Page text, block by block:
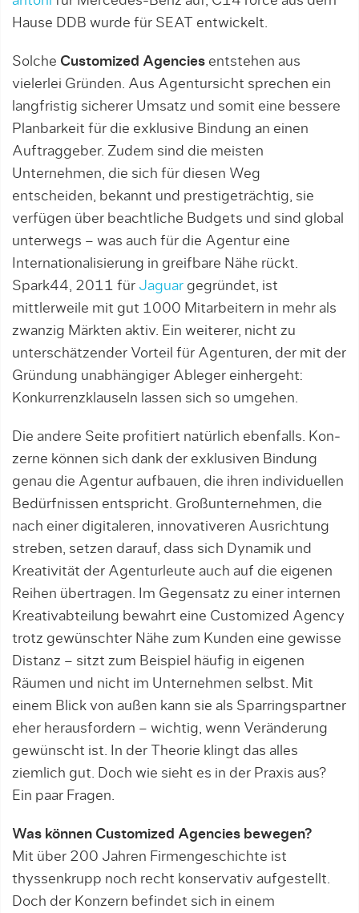
Hause DDB wurde für SEAT entwickelt.
Solche Customized Agencies entstehen aus
vielerlei Gründen. Aus Agentursicht sprechen ein
lang­fristig sicherer Umsatz und somit eine bessere
Planbarkeit für die exklusive Bindung an einen
Auftraggeber. Zudem sind die meisten
Unternehmen, die sich für diesen Weg
entscheiden, bekannt und pres­tigeträchtig, sie
verfügen über beachtliche Budgets und sind global
unterwegs – was auch für die Agentur eine
Internationalisierung in greifbare Nähe rückt.
Spark44, 2011 für Jaguar gegründet, ist
mittlerweile mit gut 1000 Mitarbeitern in mehr als
zwan­zig Märkten aktiv. Ein weiterer, nicht zu
unterschätzender Vorteil für Agenturen, der mit der
Gründung unabhängiger Ableger einhergeht:
Konkurrenzklau­seln lassen sich so umgehen.
Die andere Seite profitiert natürlich ebenfalls. Kon­
zerne können sich dank der exklusiven Bindung
genau die Agentur aufbauen, die ihren individuel­len
Bedürfnissen entspricht. Großunternehmen, die
nach einer digitaleren, innovativeren Ausrichtung
streben, setzen darauf, dass sich Dynamik und
Krea­tivität der Agenturleute auch auf die eigenen
Reihen übertragen. Im Gegensatz zu einer internen
Kreativ­abteilung bewahrt eine Customized Agency
trotz ge­wünschter Nähe zum Kunden eine gewisse
Distanz – sitzt zum Beispiel häufig in eigenen
Räumen und nicht im Unternehmen selbst. Mit
einem Blick von außen kann sie als Sparringspartner
eher herausfor­dern – wichtig, wenn Veränderung
gewünscht ist. In der Theorie klingt das alles
ziemlich gut. Doch wie sieht es in der Praxis aus?
Ein paar Fragen.
Was können Customized Agencies bewegen?
Mit über 200 Jahren Firmengeschichte ist
thyssenkrupp noch recht konservativ aufgestellt.
Doch der Konzern befindet sich in einem